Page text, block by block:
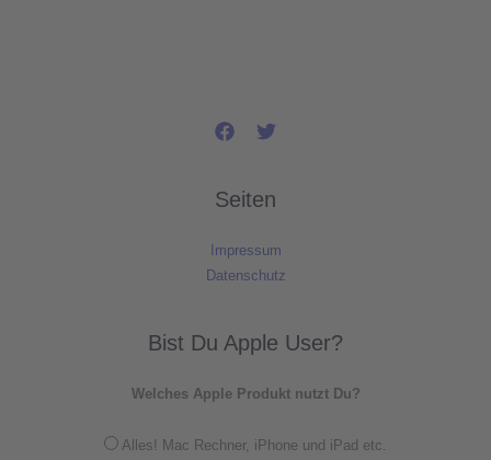
Seiten
Impressum
Datenschutz
Bist Du Apple User?
Welches Apple Produkt nutzt Du?
Alles! Mac Rechner, iPhone und iPad etc.